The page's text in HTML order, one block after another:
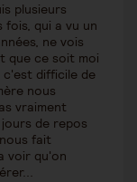
plusieurs
qui a vu un
ne vois
que ce soit moi
difficile de
nous
vraiment
de repos
fait
voir qu'on